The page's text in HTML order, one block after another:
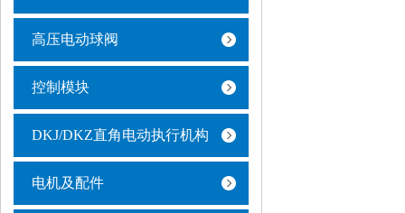
高压电动球阀
控制模块
DKJ/DKZ直角电动执行机构
电机及配件